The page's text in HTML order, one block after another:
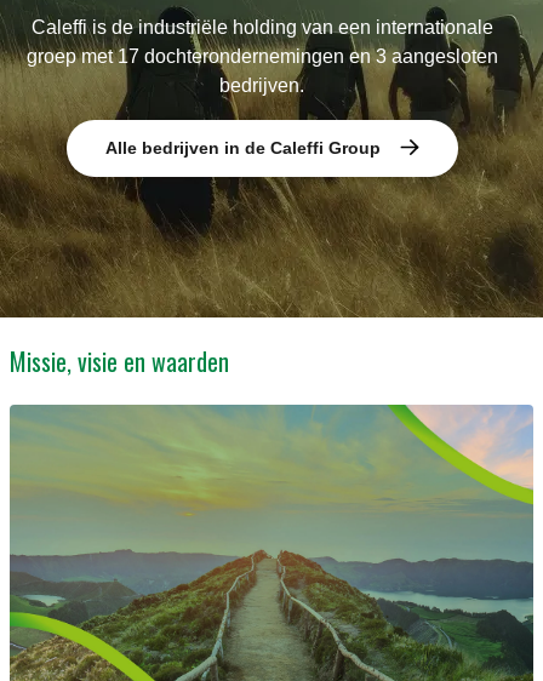
Caleffi is de industriële holding van een internationale
groep met 17 dochterondernemingen en 3 aangesloten
bedrijven.
Alle bedrijven in de Caleffi Group
Missie, visie en waarden